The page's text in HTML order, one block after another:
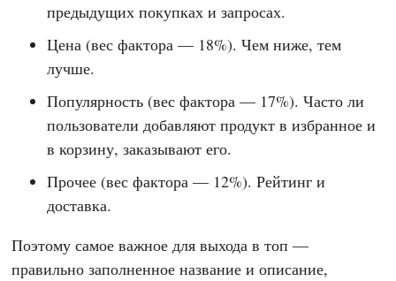
предыдущих покупках и запросах.
Цена (вес фактора — 18%). Чем ниже, тем
лучше.
Популярность (вес фактора — 17%). Часто ли
пользователи добавляют продукт в избранное и
в корзину, заказывают его.
Прочее (вес фактора — 12%). Рейтинг и
доставка.
Поэтому самое важное для выхода в топ —
правильно заполненное название и описание,